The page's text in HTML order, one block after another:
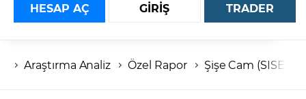
HESAP AÇ GİRİŞ
Hesap numaranız
TRADER
Araştırma Analiz Özel Rapor Şişe Cam (SISE)